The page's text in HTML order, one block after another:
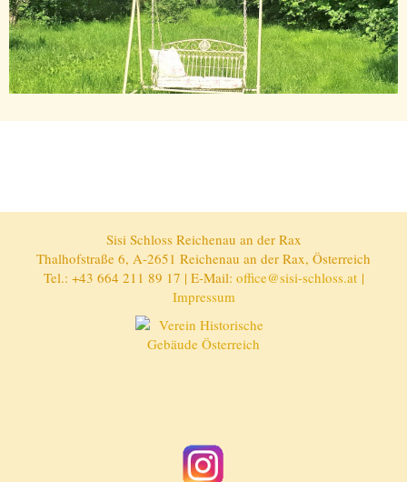
Sisi Schloss Reichenau an der Rax
Thalhofstraße 6, A-2651 Reichenau an der Rax, Österreich
Tel.: +43 664 211 89 17 | E-Mail: office@sisi-schloss.at|
Impressum